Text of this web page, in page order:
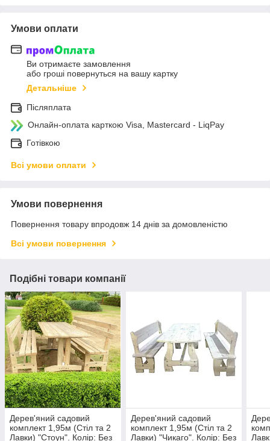
Умови оплати
Ви отримаєте замовлення
або гроші повернуться на вашу картку
Детальніше
Післяплата
Онлайн-оплата карткою Visa, Mastercard - LiqPay
Готівкою
Всі умови оплати
Умови повернення
Повернення товару впродовж 14 днів за домовленістю
Всі умови повернення
Подібні товари компанії
Дерев'яний садовий
комплект 1,95м (Стіл та 2
Лавки) "Стоун". Колір: Без
Дерев'яний садовий
комплект 1,95м (Стіл та 2
Лавки) "Чикаго". Колір: Без